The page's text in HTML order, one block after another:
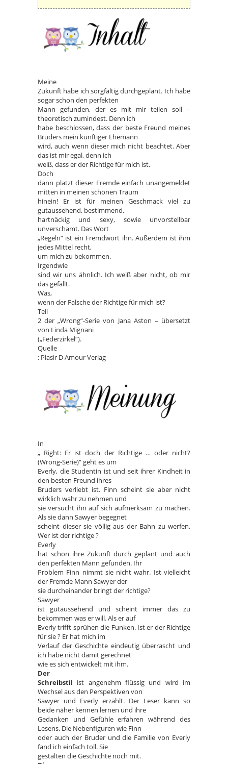
Meine
Zukunft habe ich sorgfältig durchgeplant. Ich habe
sogar schon den perfekten
Mann gefunden, der es mit mir teilen soll –
theoretisch zumindest. Denn ich
habe beschlossen, dass der beste Freund meines
Bruders mein künftiger Ehemann
wird, auch wenn dieser mich nicht beachtet. Aber
das ist mir egal, denn ich
weiß, dass er der Richtige für mich ist.
Doch
dann platzt dieser Fremde einfach unangemeldet
mitten in meinen schönen Traum
hinein! Er ist für meinen Geschmack viel zu
gutaussehend, bestimmend,
hartnäckig und sexy, sowie unvorstellbar
unverschämt. Das Wort
„Regeln“ ist ein Fremdwort ihn. Außerdem ist ihm
jedes Mittel recht,
um mich zu bekommen.
Irgendwie
sind wir uns ähnlich. Ich weiß aber nicht, ob mir
das gefällt.
Was,
wenn der Falsche der Richtige für mich ist?
Teil
2 der „Wrong“-Serie von Jana Aston – übersetzt
von Linda Mignani
(„Federzirkel“).
Quelle
: Plasir D Amour Verlag
In
„ Right: Er ist doch der Richtige … oder nicht?
(Wrong-Serie)“ geht es um
Everly, die Studentin ist und seit ihrer Kindheit in
den besten Freund ihres
Bruders verliebt ist. Finn scheint sie aber nicht
wirklich wahr zu nehmen und
sie versucht ihn auf sich aufmerksam zu machen.
Als sie dann Sawyer begegnet
scheint dieser sie völlig aus der Bahn zu werfen.
Wer ist der richtige ?
Everly
hat schon ihre Zukunft durch geplant und auch
den perfekten Mann gefunden. Ihr
Problem Finn nimmt sie nicht wahr. Ist vielleicht
der Fremde Mann Sawyer der
sie durcheinander bringt der richtige?
Sawyer
ist gutaussehend und scheint immer das zu
bekommen was er will. Als er auf
Everly trifft sprühen die Funken. Ist er der Richtige
für sie ? Er hat mich im
Verlauf der Geschichte eindeutig überrascht und
ich habe nicht damit gerechnet
wie es sich entwickelt mit ihm.
Der
Schreibstil ist angenehm flüssig und wird im
Wechsel aus den Perspektiven von
Sawyer und Everly erzählt. Der Leser kann so
beide näher kennen lernen und ihre
Gedanken und Gefühle erfahren während des
Lesens. Die Nebenfiguren wie Finn
oder auch der Bruder und die Familie von Everly
fand ich einfach toll. Sie
gestalten die Geschichte noch mit.